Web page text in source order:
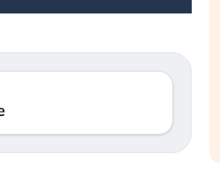
gli investitori retail (…)